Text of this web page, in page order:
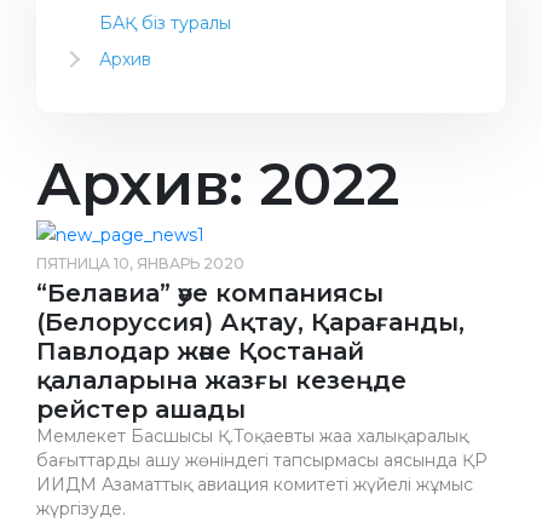
БАҚ біз туралы
Архив
2020
2019
Архив: 2022
ПЯТНИЦА 10, ЯНВАРЬ 2020
“Белавиа” әуе компаниясы
(Белоруссия) Ақтау, Қарағанды,
Павлодар және Қостанай
қалаларына жазғы кезеңде
рейстер ашады
Мемлекет Басшысы Қ.Тоқаевтың жаңа халықаралық
бағыттарды ашу жөніндегі тапсырмасы аясында ҚР
ИИДМ Азаматтық авиация комитеті жүйелі жұмыс
жүргізуде.